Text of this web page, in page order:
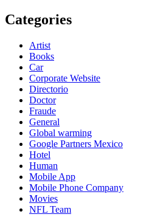
Categories
Artist
Books
Car
Corporate Website
Directorio
Doctor
Fraude
General
Global warming
Google Partners Mexico
Hotel
Human
Mobile App
Mobile Phone Company
Movies
NFL Team